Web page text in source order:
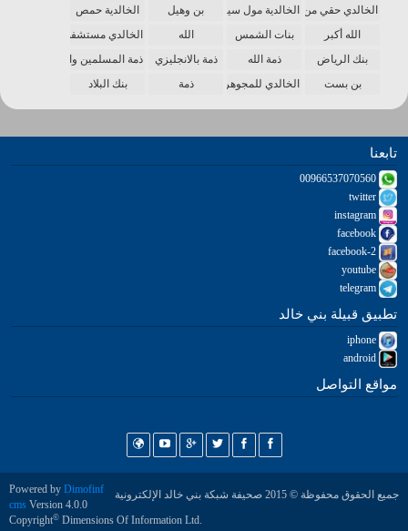
الخالدي حقي من الدنياالخالدية مول سينما بن وهيل
الخالدية حمص
الله أكبر
بنات الشمس الله
الخالدي مستشفى
بنك الرياض
ذمة الله ذمة بالانجليزي
ذمة المسلمين واحدة
بن بست
الخالدي للمجوهرات ذمة بنك البلاد
تابعنا
تطبيق قبيلة بني خالد
مواقع التواصل
جميع الحقوق محفوظة © 2015 صحيفة شبكة بني خالد الإلكترونية Powered by Dimofinf
cms Version 4.0.0
Copyright© Dimensions Of Information Ltd.